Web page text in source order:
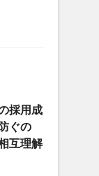
採用成
ぐの
互理解